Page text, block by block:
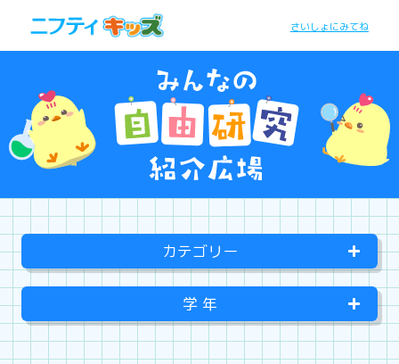
さいしょにみてね
カテゴリー
学 年